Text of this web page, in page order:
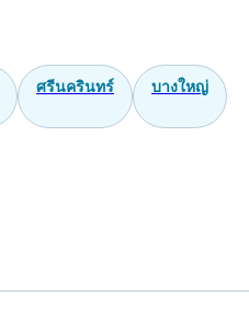
ศรีนครินทร์ บางใหญ่